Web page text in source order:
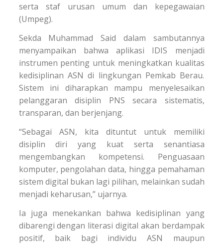
serta staf urusan umum dan kepegawaian
(Umpeg).
Sekda Muhammad Said dalam sambutannya
menyampaikan bahwa aplikasi IDIS menjadi
instrumen penting untuk meningkatkan kualitas
kedisiplinan ASN di lingkungan Pemkab Berau.
Sistem ini diharapkan mampu menyelesaikan
pelanggaran disiplin PNS secara sistematis,
transparan, dan berjenjang.
“Sebagai ASN, kita dituntut untuk memiliki
disiplin diri yang kuat serta senantiasa
mengembangkan kompetensi. Penguasaan
komputer, pengolahan data, hingga pemahaman
sistem digital bukan lagi pilihan, melainkan sudah
menjadi keharusan,” ujarnya.
Ia juga menekankan bahwa kedisiplinan yang
dibarengi dengan literasi digital akan berdampak
positif, baik bagi individu ASN maupun